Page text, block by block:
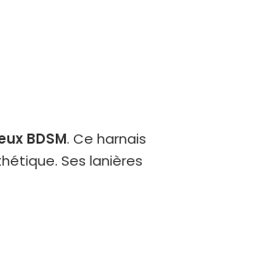
BDSM. Ce harnais
Ses lanières